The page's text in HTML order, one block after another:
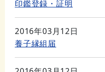
印鑑登録・証明
2016年03月12日
養子縁組届